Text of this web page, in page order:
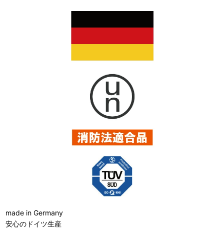
made in Germany
安心のドイツ生産